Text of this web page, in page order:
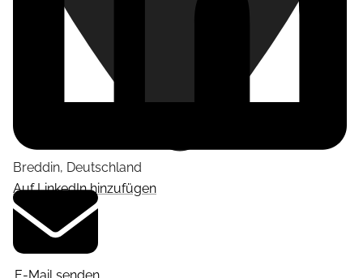
Auf LinkedIn hinzufügen
Breddin, Deutschland